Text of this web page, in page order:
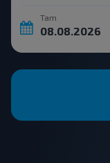
Tam